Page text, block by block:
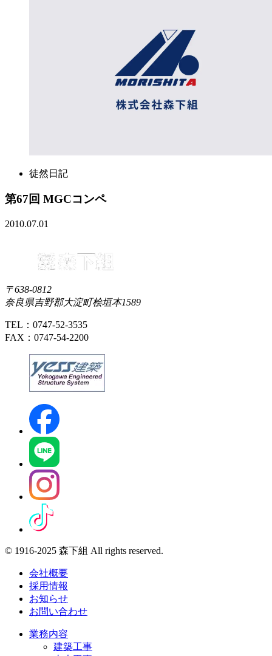
徒然日記
第67回 MGCコンペ
2010.07.01
〒638-0812
奈良県吉野郡大淀町桧垣本1589
TEL：0747-52-3535
FAX：0747-54-2200
© 1916-2025 森下組 All rights reserved.
会社概要
採用情報
お知らせ
お問い合わせ
業務内容
建築工事